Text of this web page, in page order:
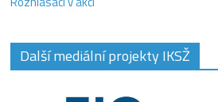
Další mediální projekty IKSŽ